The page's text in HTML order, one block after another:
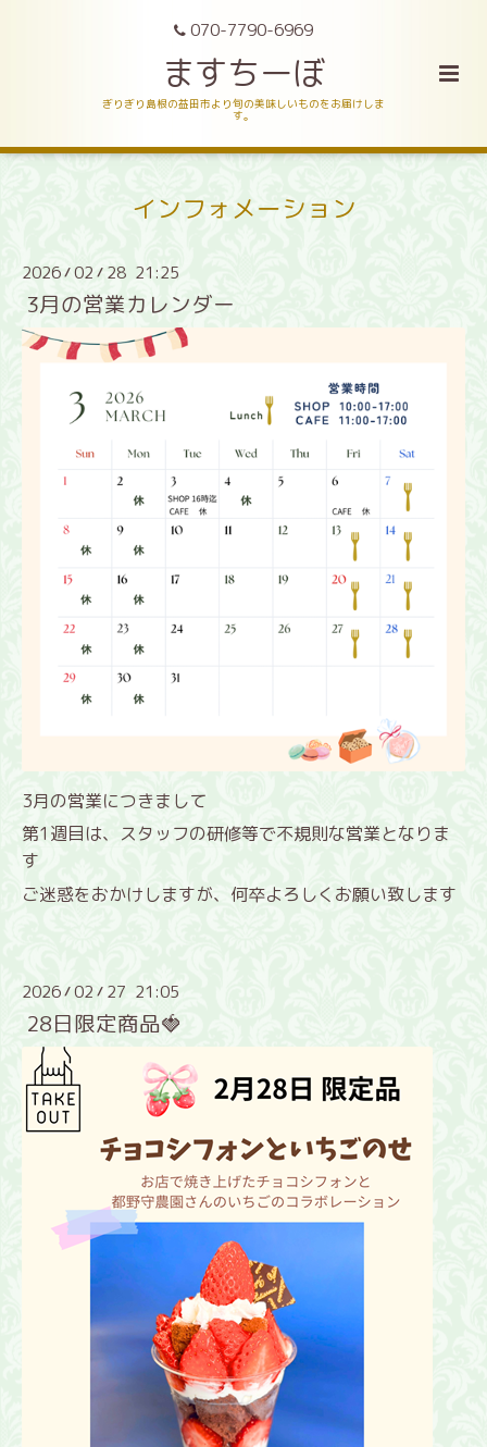
070-7790-6969
ますちーぼ
ぎりぎり島根の益田市より旬の美味しいものをお届けしま
す。
インフォメーション
2026/02 / 28 21:25
3月の営業カレンダー
3月の営業につきまして
第1週目は、スタッフの研修等で不規則な営業となりま
す
ご迷惑をおかけしますが、何卒よろしくお願い致します
2026/02 / 27 21:05
28日限定商品🍓